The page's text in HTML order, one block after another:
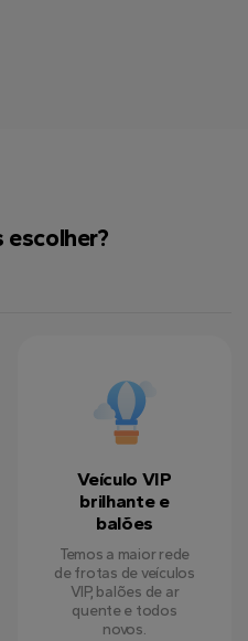
escolher?
Veículo VIP
brilhante e
balões
Temos a maior rede
de frotas de veículos
VIP, balões de ar
quente e todos
novos.